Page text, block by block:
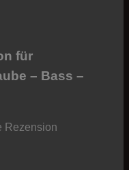
für
– Bass –
Rezension